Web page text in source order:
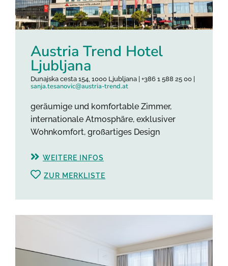
Austria Trend Hotel
Ljubljana
Dunajska cesta 154, 1000 Ljubljana | +386 1 588 25 00 |
sanja.tesanovic@austria-trend.at
geräumige und komfortable Zimmer,
internationale Atmosphäre, exklusiver
Wohnkomfort, großartiges Design
WEITERE INFOS
ZUR MERKLISTE